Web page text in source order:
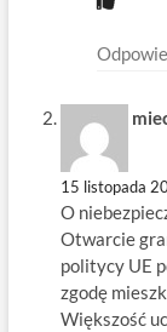
15 listopada
O
Otwarcie
politycy UE
zgodę
Większość